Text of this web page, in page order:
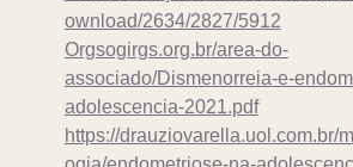
ownload/2634/2827/5912
Orgsogirgs.org.br/area-do-
associado/Dismenorreia-e-
adolescencia-2021.pdf
https://drauziovarella.uol.com.br/